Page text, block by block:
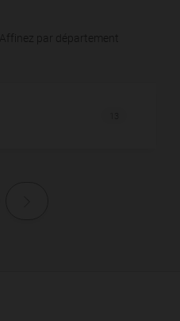
Affinez par département